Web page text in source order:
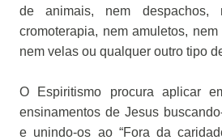
de animais, nem despachos,
cromoterapia, nem amuletos,
nem velas ou qualquer outro tipo
O Espiritismo procura aplicar
ensinamentos de Jesus
e unindo-os ao “Fora da